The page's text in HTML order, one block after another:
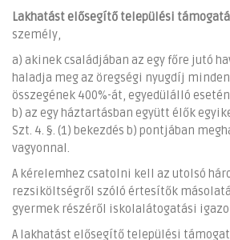
Lakhatást elősegítő települési
személy,
a) akinek családjában az egy főre jutó
haladja meg az öregségi nyugdíj
összegének 400%-át, egyedülálló
b) az egy háztartásban együtt élők
Szt. 4. §. (1) bekezdés b) pontjában
vagyonnal.
A kérelemhez csatolni kell az utolsó
rezsiköltségről szóló értesítők
gyermek részéről iskolalátogatási
A lakhatást elősegítő települési